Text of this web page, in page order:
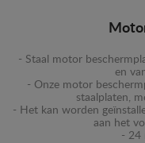
- Staal motor
en
- Onze motor
staalplaten,
- Het kan worden
aan het
- 24